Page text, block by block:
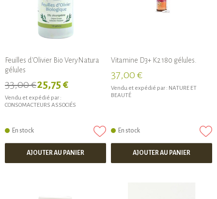
Feuilles d'Olivier Bio VeryNatura
gélules
33,00 €25,75 €
Vendu et expédié par :
CONSOMACTEURS ASSOCIÉS
En stock
AJOUTER AU PANIER
Vitamine D3+ K2 180 gélules.
37,00 €
Vendu et expédié par : NATURE ET
BEAUTÉ
En stock
AJOUTER AU PANIER